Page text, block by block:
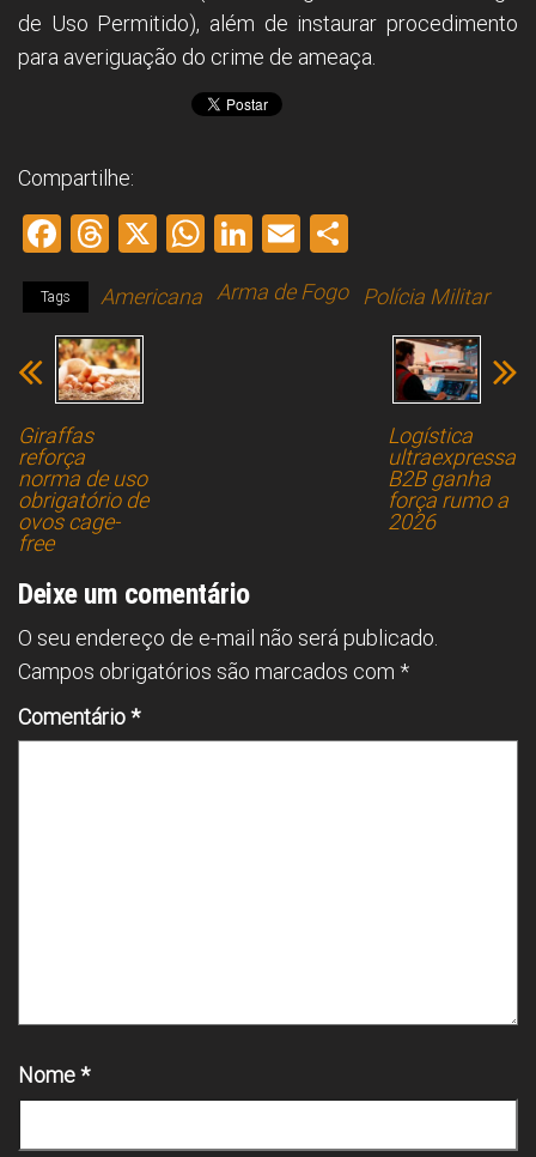
de Uso Permitido), além de instaurar procedimento
para averiguação do crime de ameaça.
Compartilhe:
F
a
ce
b
o
ok
T
e
a
d
X
W
at
Li
nk
e
E
ai ar
Tags Americana Arma de Fogo Polícia Militar
Giraffas
reforça
norma de uso
obrigatório de
ovos cage-
free
Logística
ultraexpressa
B2B ganha
força rumo a
2026
Deixe um comentário
O seu endereço de e-mail não será publicado.
Campos obrigatórios são marcados com *
Comentário*
Nome*